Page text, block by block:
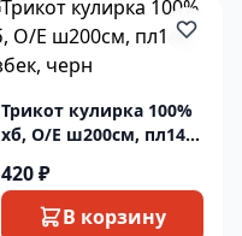
Трикот кулирка 100%
хб, О/Е ш200см, пл145,
420 ₽
В корзину